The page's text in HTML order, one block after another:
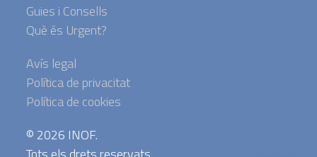
Guies i Consells
Què és Urgent?
Avís legal
Política de privacitat
Política de cookies
© 2026 INOF.